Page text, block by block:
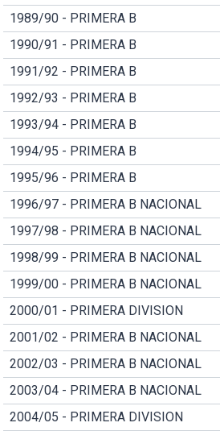
1989/90 - PRIMERA B
1990/91 - PRIMERA B
1991/92 - PRIMERA B
1992/93 - PRIMERA B
1993/94 - PRIMERA B
1994/95 - PRIMERA B
1995/96 - PRIMERA B
1996/97 - PRIMERA B NACIONAL
1997/98 - PRIMERA B NACIONAL
1998/99 - PRIMERA B NACIONAL
1999/00 - PRIMERA B NACIONAL
2000/01 - PRIMERA DIVISION
2001/02 - PRIMERA B NACIONAL
2002/03 - PRIMERA B NACIONAL
2003/04 - PRIMERA B NACIONAL
2004/05 - PRIMERA DIVISION